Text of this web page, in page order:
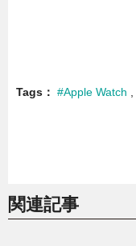
Tags #Apple Watch
関連記事